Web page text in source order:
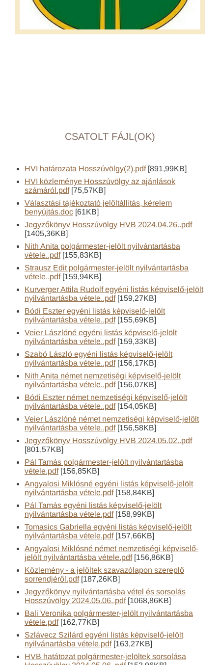
CSATOLT FÁJL(OK)
HVI határozata Hosszúvölgy(2).pdf[891,99KB]
HVI közleménye Hosszúvölgy az ajánlások
számáról.pdf[75,57KB]
Választási tájékoztató jelöltállítás, kérelem
benyújtás.doc [61KB]
Jegyzőkönyv Hosszúvölgy HVB 2024.04.26..pdf
[1405,36KB]
Nith Anita polgármester-jelölt nyilvántartásba
vétele..pdf[155,83KB]
Strausz Edit polgármester-jelölt nyilvántartásba
vétele..pdf[159,94KB]
Kurverger Attila Rudolf egyéni listás képviselő-jelölt
nyilvántartásba vétele..pdf[159,27KB]
Bódi Eszter egyéni listás képviselő-jelölt
nyilvántartásba vétele..pdf[155,69KB]
Veier Lászlóné egyéni listás képviselő-jelölt
nyilvántartásba vétele..pdf[159,33KB]
Szabó László egyéni listás képviselő-jelölt
nyilvántartásba vétele..pdf[156,17KB]
Nith Anita német nemzetiségi képviselő-jelölt
nyilvántartásba vétele..pdf[156,07KB]
Bódi Eszter német nemzetiségi képviselő-jelölt
nyilvántartásba vétele..pdf[154,05KB]
Veier Lászlóné német nemzetiségi képviselő-jelölt
nyilvántartásba vétele..pdf[156,58KB]
Jegyzőkönyv Hosszúvölgy HVB 2024.05.02..pdf
[801,57KB]
Pál Tamás polgármester-jelölt nyilvántartásba
vétele.pdf[156,85KB]
Angyalosi Miklósné egyéni listás képviselő-jelölt
nyilvántartásba vétele.pdf[158,84KB]
Pál Tamás egyéni listás képviselő-jelölt
nyilvántartásba vétele.pdf[158,99KB]
Tomasics Gabriella egyéni listás képviselő-jelölt
nyilvántartásba vétele.pdf[157,66KB]
Angyalosi Miklósné német nemzetiségi képviselő-
jelölt nyilvántartásba vétele.pdf[156,86KB]
Közlemény - a jelöltek szavazólapon szereplő
sorrendjéről.pdf[187,26KB]
Jegyzőkönyv nyilvántartásba vétel és sorsolás
Hosszúvölgy 2024.05.06..pdf[1068,86KB]
Bali Veronika polgármester-jelölt nyilvántartásba
vétele.pdf[162,77KB]
Szlávecz Szilárd egyéni listás képviselő-jelölt
nyilvánartásba vétele.pdf[163,27KB]
HVB hatátozat polgármester-jelöltek sorsolása